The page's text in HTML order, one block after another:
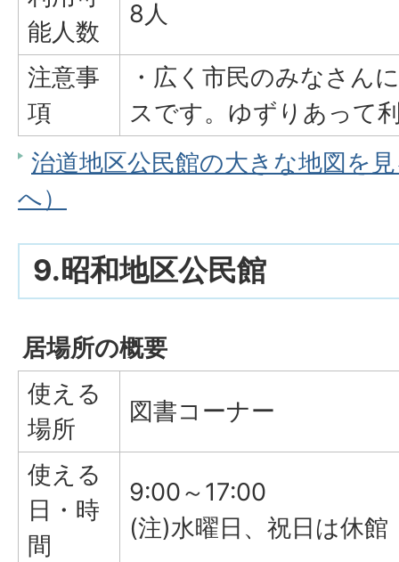
能人数
8人
注意事
項
・広く市民のみなさん
スです。ゆずりあって
治道地区公民館の大きな地図を
へ）
9.昭和地区公民館
居場所の概要
使える
場所
図書コーナー
使える
日・時
間
9:00～17:00
(注)水曜日、祝日は休館